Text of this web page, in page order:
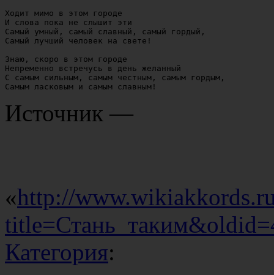
Ходит мимо в этом городе
И слова пока не слышит эти
Самый умный, самый славный, самый гордый,
Самый лучший человек на свете!
Знаю, скоро в этом городе
Непременно встречусь в день желанный
С самым сильным, самым честным, самым гордым,
Источник —
«http://
Категория: